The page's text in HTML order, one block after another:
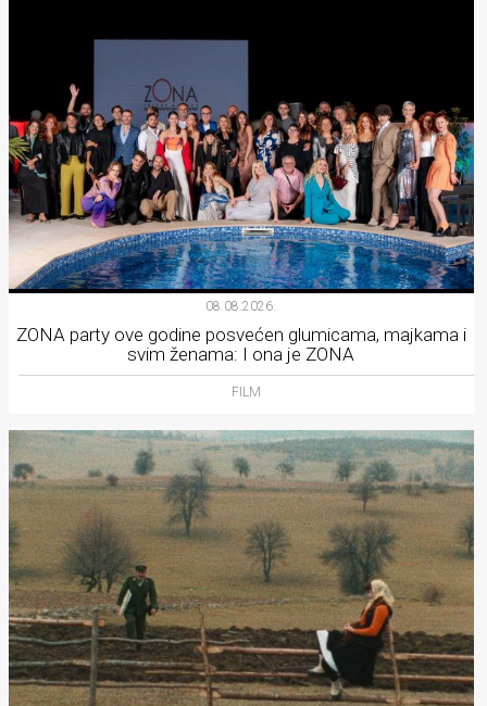
08.08.2026.
ZONA party ove godine posvećen glumicama, majkama i
svim ženama: I ona je ZONA
FILM